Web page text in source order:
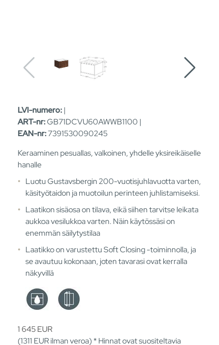
LVI-numero:|
ART-nr:GB71DCVU60AWWB1100 |
EAN-nr:7391530090245
Keraaminen pesuallas, valkoinen, yhdelle yksireikäiselle
hanalle
Luotu Gustavsbergin 200-vuotisjuhlavuotta varten,
käsityötaidon ja muotoilun perinteen juhlistamiseksi.
Laatikon sisäosa on tilava, eikä siihen tarvitse leikata
aukkoa vesilukkoa varten. Näin käytössäsi on
enemmän säilytystilaa
Laatikko on varustettu Soft Closing -toiminnolla, ja
se avautuu kokonaan, joten tavarasi ovat kerralla
näkyvillä
1 645EUR
(1311 EURilman veroa) * Hinnat ovat suositeltavia